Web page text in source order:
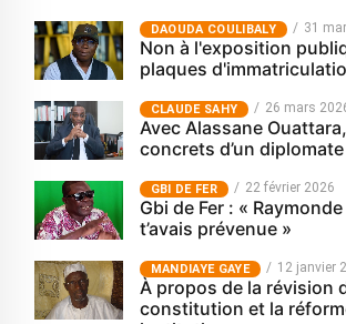
‎DAOUDA COULIBALY 31
Non à l'exposition
plaques
CLAUDE SAHY 26 mars
Avec Alassane
concrets d’un
GBI DE FER 22 février 2026
Gbi de Fer : «
t’avais prévenue »
MANDIAYE GAYE 12 janvier
À propos de la révision
constitution et la